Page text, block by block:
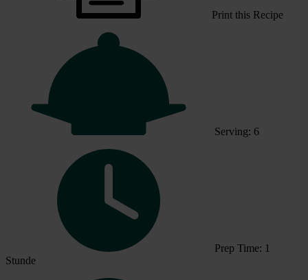
Print this Recipe
Serving: 6
Prep Time: 1
Stunde